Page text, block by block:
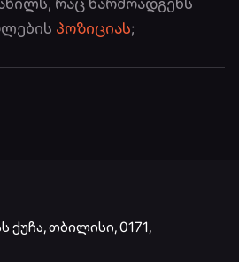
პოზიციას;
ქუჩა, თბილისი, 0171,